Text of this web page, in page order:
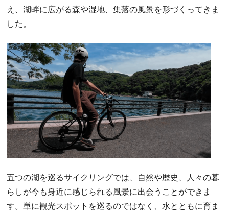
え、湖畔に広がる森や湿地、集落の風景を形づくってきま
した。
五つの湖を巡るサイクリングでは、自然や歴史、人々の暮
らしが今も身近に感じられる風景に出会うことができま
す。単に観光スポットを巡るのではなく、水とともに育ま